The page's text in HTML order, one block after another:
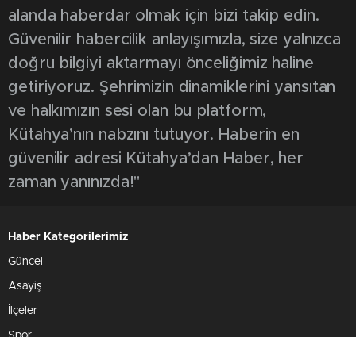
alanda haberdar olmak için bizi takip edin.
Güvenilir habercilik anlayışımızla, size yalnızca
doğru bilgiyi aktarmayı önceliğimiz haline
getiriyoruz. Şehrimizin dinamiklerini yansıtan
ve halkımızın sesi olan bu platform,
Kütahya’nın nabzını tutuyor. Haberin en
güvenilir adresi Kütahya’dan Haber, her
zaman yanınızda!"
Haber Kategorilerimiz
Güncel
Asayiş
İlçeler